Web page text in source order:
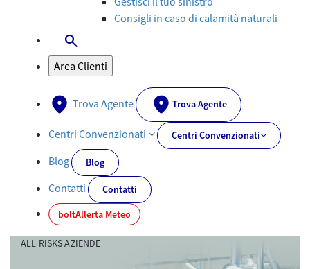
Consigli in caso di calamità naturali
searchApri-Chiudi Barra di ricerca
Area Clienti
Trova Agente Trova Agente
Centri Convenzionati Centri Convenzionati
Blog Blog
Contatti
Contatti
boltAllerta Meteo
ALL RISKS AZIENDE